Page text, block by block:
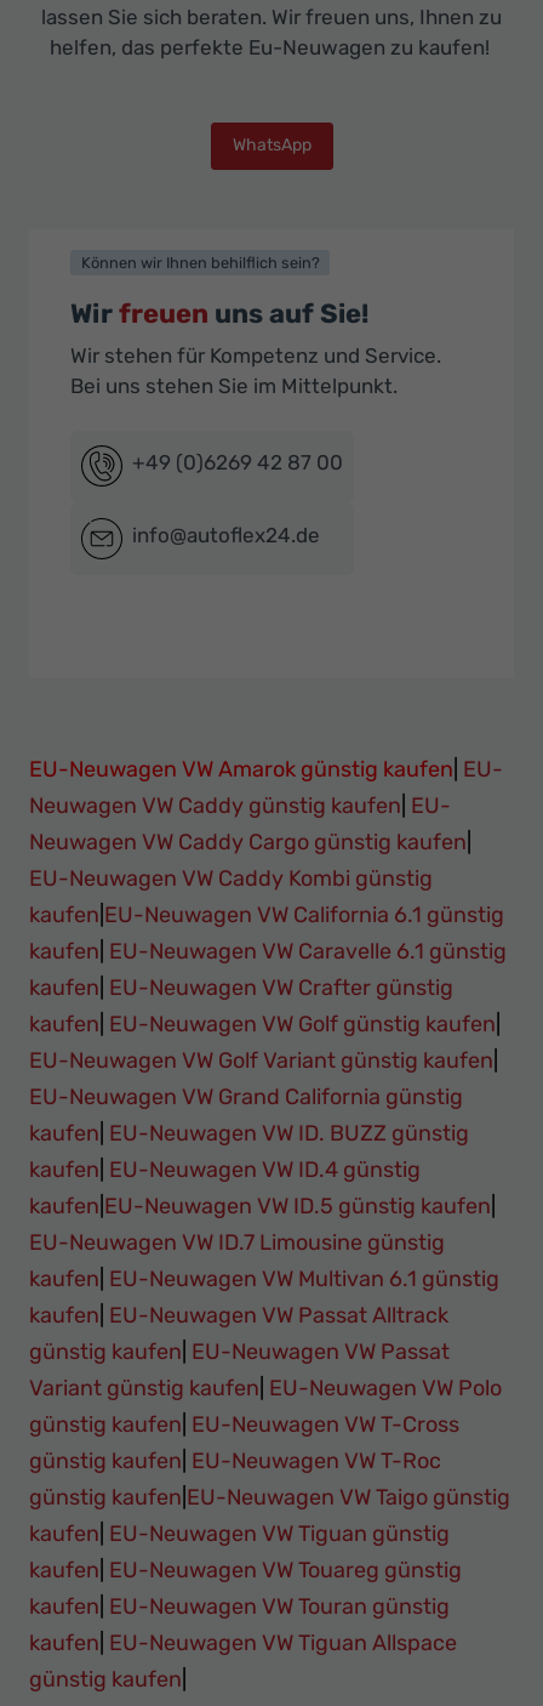
lassen Sie sich beraten. Wir freuen uns, Ihnen zu
helfen, das perfekte Eu-Neuwagen zu kaufen!
WhatsApp
Können wir Ihnen behilflich sein?
Wirfreuen uns auf Sie!
Wir stehen für Kompetenz und Service.
Bei uns stehen Sie im Mittelpunkt.
+49 (0)6269 42 87 00
info@autoflex24.de
EU-Neuwagen VW Amarok günstig kaufen EU-
Neuwagen VW Caddy günstig kaufen EU-
Neuwagen VW Caddy Cargo günstig kaufen
EU-Neuwagen VW Caddy Kombi günstig
kaufen EU-Neuwagen VW California 6.1 günstig
kaufen EU-Neuwagen VW Caravelle 6.1 günstig
kaufen EU-Neuwagen VW Crafter günstig
kaufen EU-Neuwagen VW Golf günstig kaufen
EU-Neuwagen VW Golf Variant günstig kaufen
EU-Neuwagen VW Grand California günstig
kaufen EU-Neuwagen VW ID. BUZZ günstig
kaufen EU-Neuwagen VW ID.4 günstig
kaufen EU-Neuwagen VW ID.5 günstig kaufen
EU-Neuwagen VW ID.7 Limousine günstig
kaufen EU-Neuwagen VW Multivan 6.1 günstig
kaufen EU-Neuwagen VW Passat Alltrack
günstig kaufen EU-Neuwagen VW Passat
Variant günstig kaufen EU-Neuwagen VW Polo
günstig kaufen EU-Neuwagen VW T-Cross
günstig kaufen EU-Neuwagen VW T-Roc
günstig kaufen EU-Neuwagen VW Taigo günstig
kaufen EU-Neuwagen VW Tiguan günstig
kaufen EU-Neuwagen VW Touareg günstig
kaufen EU-Neuwagen VW Touran günstig
kaufen EU-Neuwagen VW Tiguan Allspace
günstig kaufen